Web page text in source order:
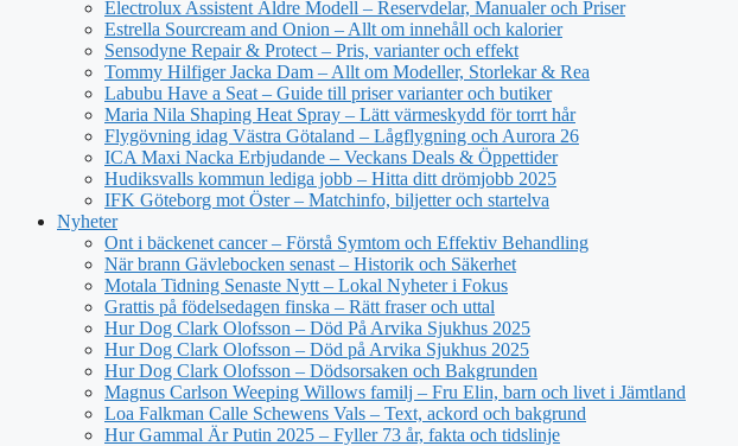
Electrolux Assistent Äldre Modell – Reservdelar, Manualer och Priser
Estrella Sourcream and Onion – Allt om innehåll och kalorier
Sensodyne Repair & Protect – Pris, varianter och effekt
Tommy Hilfiger Jacka Dam – Allt om Modeller, Storlekar & Rea
Labubu Have a Seat – Guide till priser varianter och butiker
Maria Nila Shaping Heat Spray – Lätt värmeskydd för torrt hår
Flygövning idag Västra Götaland – Lågflygning och Aurora 26
ICA Maxi Nacka Erbjudande – Veckans Deals & Öppettider
Hudiksvalls kommun lediga jobb – Hitta ditt drömjobb 2025
IFK Göteborg mot Öster – Matchinfo, biljetter och startelva
Nyheter
Ont i bäckenet cancer – Förstå Symtom och Effektiv Behandling
När brann Gävlebocken senast – Historik och Säkerhet
Motala Tidning Senaste Nytt – Lokal Nyheter i Fokus
Grattis på födelsedagen finska – Rätt fraser och uttal
Hur Dog Clark Olofsson – Död På Arvika Sjukhus 2025
Hur Dog Clark Olofsson – Död på Arvika Sjukhus 2025
Hur Dog Clark Olofsson – Dödsorsaken och Bakgrunden
Magnus Carlson Weeping Willows familj – Fru Elin, barn och livet i Jämtland
Loa Falkman Calle Schewens Vals – Text, ackord och bakgrund
Hur Gammal Är Putin 2025 – Fyller 73 år, fakta och tidslinje